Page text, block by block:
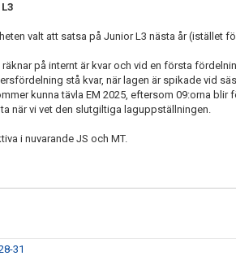
valt att satsa på Junior L3 nästa år (istället
räknar på internt är kvar och vid en första
stå kvar, när lagen är spikade vid
kunna tävla EM 2025, eftersom 09:orna blir
när vi vet den slutgiltiga laguppställningen.
i nuvarande JS och MT.
31